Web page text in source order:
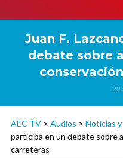
Juan F.
debate sobre
22
AEC TV > Audios > Noticias
participa en un debate sobre
carreteras